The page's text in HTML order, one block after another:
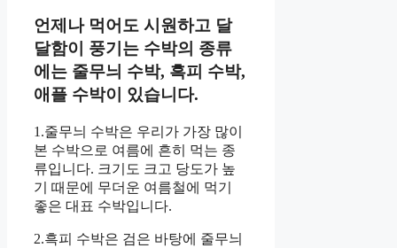
언제나 먹어도 시원하고 달
달함이 풍기는 수박의 종류
에는 줄무늬 수박, 흑피 수박,
애플 수박이 있습니다.
1.줄무늬 수박은 우리가 가장 많이
본 수박으로 여름에 흔히 먹는 종
류입니다. 크기도 크고 당도가 높
기 때문에 무더운 여름철에 먹기
좋은 대표 수박입니다.
2.흑피 수박은 검은 바탕에 줄무늬